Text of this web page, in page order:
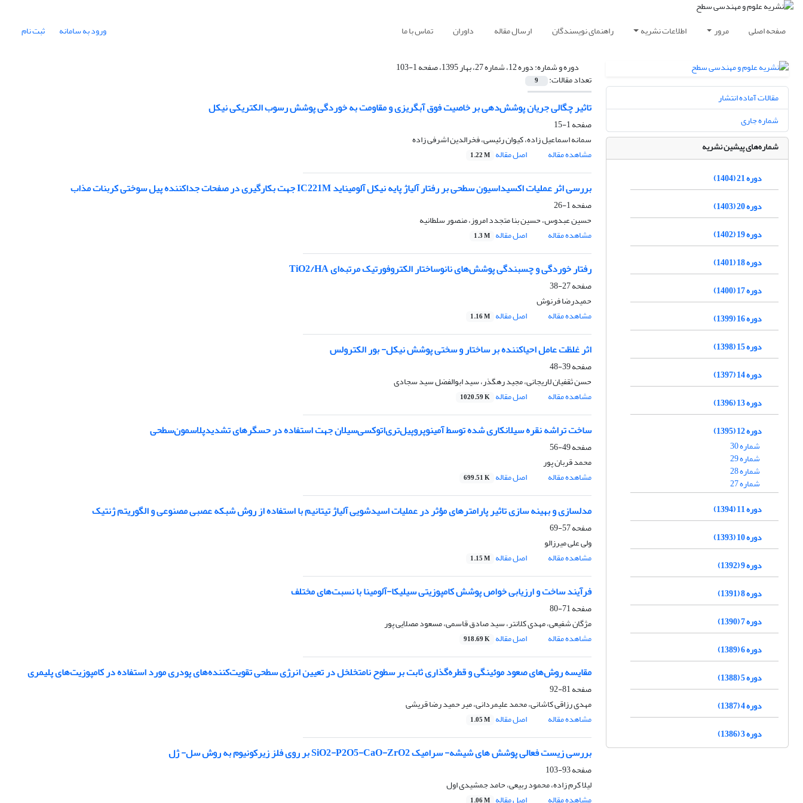
صفحه اصلی مرور اطلاعات نشریه راهنمای نویسندگان ارسال مقاله داوران تماس با ما ورود به سامانه ثبت نام
دوره و شماره:دوره 12، شماره 27، بهار 1395، صفحه 1-103
تعداد مقالات: 9
تاثیر چگالی جریان پوشش‌دهی بر خاصیت فوق آبگریزی و مقاومت به خوردگی پوشش رسوب الکتریکی نیکل
صفحه1-15
سمانه اسماعیل زاده، کیوان رئیسی، فخرالدین اشرفی زاده
مشاهده مقاله
اصل مقاله 1.22 M
بررسی اثر عملیات اکسیداسیون سطحی بر رفتار آلیاژ پایه نیکل آلومیناید IC221M جهت بکارگیری در صفحات جداکننده پیل سوختی کربنات مذاب
صفحه1-26
حسین عبدوس، حسین بنا متجدد امروز، منصور سلطانیه
مشاهده مقاله
اصل مقاله 1.3 M
رفتار خوردگی و چسبندگی پوشش‌های نانوساختار الکتروفورتیک مرتبه‌ای TiO2/HA
صفحه27-38
حمیدرضا فرنوش
مشاهده مقاله
اصل مقاله 1.16 M
اثر غلظت عامل احیاکننده بر ساختار و سختی پوشش نیکل- بور الکترولس
صفحه39-48
حسن ثقفیان لاریجانی، مجید رهگذر، سید ابوالفضل سید سجادی
مشاهده مقاله
اصل مقاله 1020.59 K
ساخت تراشه نقره سیلانکاری ‌شده توسط آمینوپروپیل‌تری‌اتوکسی‌سیلان جهت استفاده در حسگرهای تشدید‌پلاسمون‌سطحی
صفحه49-56
محمد قربان پور
مشاهده مقاله
اصل مقاله 699.51 K
مدلسازی و بهینه سازی تاثیر پارامترهای مؤثر در عملیات اسیدشویی آلیاژ تیتانیم با استفاده از روش شبکه عصبی مصنوعی و الگوریتم ژنتیک
صفحه57-69
ولی علی میرزالو
مشاهده مقاله
اصل مقاله 1.15 M
فرآیند ساخت و ارزیابی خواص پوشش کامپوزیتی سیلیکا-آلومینا با نسبت‌های مختلف
صفحه71-80
مژگان شفیعی، مهدی کلانتر، سید صادق قاسمی، مسعود مصلایی پور
مشاهده مقاله
اصل مقاله 918.69 K
مقایسه روش‌های صعود موئینگی و ‌قطره‌گذاری ثابت بر سطوح نامتخلخل در تعیین انرژی سطحی تقویت‌کننده‌های پودری مورد استفاده در کامپوزیت‌های پلیمری
صفحه81-92
مهدی رزاقی کاشانی، محمد علیمردانی، میر حمید رضا قریشی
مشاهده مقاله
اصل مقاله 1.05 M
بررسی زیست فعالی پوشش های شیشه- سرامیک SiO2-P2O5-CaO-ZrO2 بر روی فلز زیرکونیوم به روش سل- ژل
صفحه93-103
لیلا کرم زاده، محمود ربیعی، حامد جمشیدی اول
مقالات آماده انتشار
شماره جاری
شماره‌های پیشین نشریه
دوره 21 (1404)
دوره 20 (1403)
دوره 19 (1402)
دوره 18 (1401)
دوره 17 (1400)
دوره 16 (1399)
دوره 15 (1398)
دوره 14 (1397)
دوره 13 (1396)
دوره 12 (1395)
شماره 30
شماره 29
شماره 28
شماره 27
دوره 11 (1394)
دوره 10 (1393)
دوره 9 (1392)
دوره 8 (1391)
دوره 7 (1390)
دوره 6 (1389)
دوره 5 (1388)
دوره 4 (1387)
دوره 3 (1386)